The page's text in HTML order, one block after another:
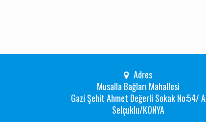
Adres
Musalla Bağları Mahallesi
Gazi Şehit Ahmet Değerli Sokak No:54/ A
Selçuklu/KONYA